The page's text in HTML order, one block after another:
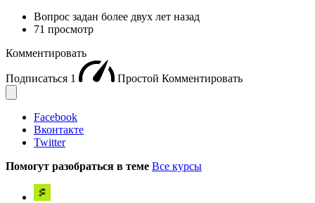
Вопрос задан более двух лет назад
71 просмотр
Комментировать
Подписаться 1 Простой Комментировать
Facebook
Вконтакте
Twitter
Помогут разобраться в теме Все курсы